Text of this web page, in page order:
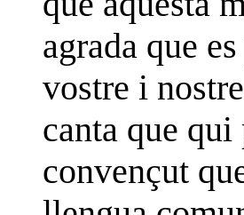
agrada que
vostre i
canta que
convençut